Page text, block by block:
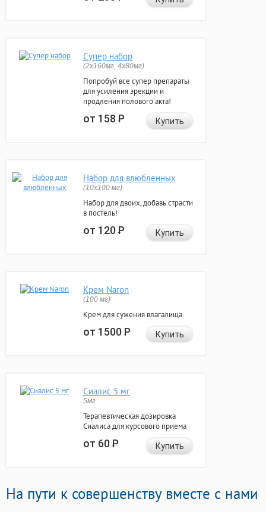
Супер набор
(2х160мг, 4х80мг)
Попробуй все супер препараты
для усиления эрекции и
продления полового акта!
от 158Р Купить
Набор для влюбленных
(10х100 мг)
Набор для двоих, добавь страсти
в постель!
от 120Р Купить
Крем Naron
(100 мг)
Крем для сужения влагалища
от 1500Р Купить
Сиалис 5 мг
5мг
Терапевтическая дозировка
Сиалиса для курсового приема
от 60Р Купить
На пути к совершенству вместе с нами